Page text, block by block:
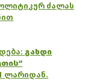
ძალას
გახდი
ლარიდან.